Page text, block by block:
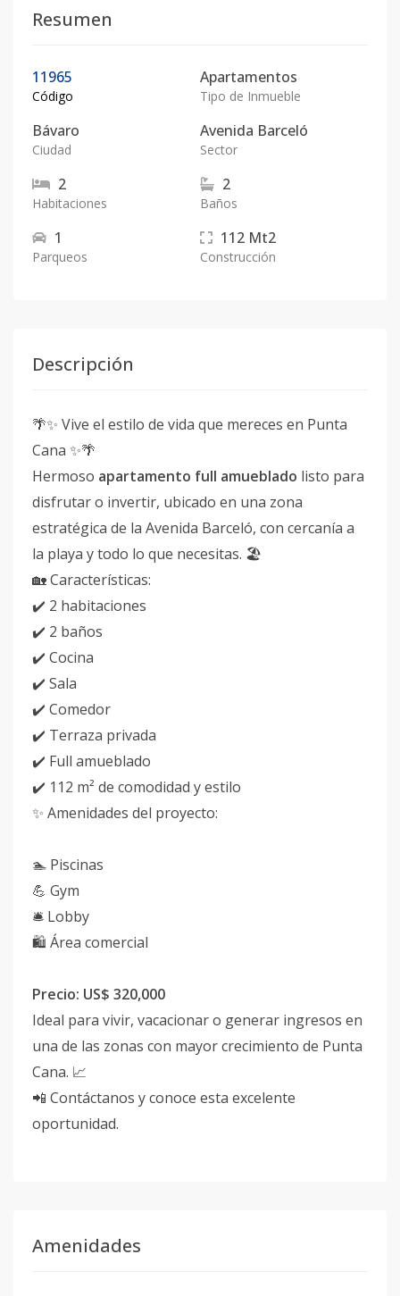
Resumen
11965
Código
Apartamentos
Tipo de Inmueble
Bávaro
Ciudad
Avenida Barceló
Sector
2
Habitaciones
2
Baños
1
Parqueos
112 Mt2
Construcción
Descripción
🌴✨ Vive el estilo de vida que mereces en Punta
Cana ✨🌴
Hermoso apartamento full amueblado listo para
disfrutar o invertir, ubicado en una zona
estratégica de la Avenida Barceló, con cercanía a
la playa y todo lo que necesitas. 🏖️
🏡 Características:
✔️ 2 habitaciones
✔️ 2 baños
✔️ Cocina
✔️ Sala
✔️ Comedor
✔️ Terraza privada
✔️ Full amueblado
✔️ 112 m² de comodidad y estilo
✨ Amenidades del proyecto:
🏊 Piscinas
💪 Gym
🛎️ Lobby
🛍️ Área comercial
Precio: US$ 320,000
Ideal para vivir, vacacionar o generar ingresos en
una de las zonas con mayor crecimiento de Punta
Cana. 📈
📲 Contáctanos y conoce esta excelente
oportunidad.
Amenidades